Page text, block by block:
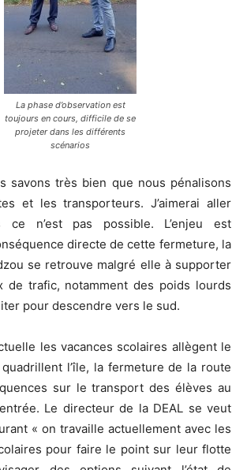
La phase d’observation est
toujours en cours, difficile de se
projeter dans les différents
scénarios
savons très bien que nous pénalisons
et les transporteurs. J’aimerai aller
n’est pas possible. L’enjeu est
directe de cette fermeture, la
se retrouve malgré elle à supporter
de trafic, notamment des poids lourds
pour descendre vers le sud.
les vacances scolaires allègent le
l’île, la fermeture de la route
sur le transport des élèves au
Le directeur de la DEAL se veut
« on travaille actuellement avec les
pour faire le point sur leur flotte